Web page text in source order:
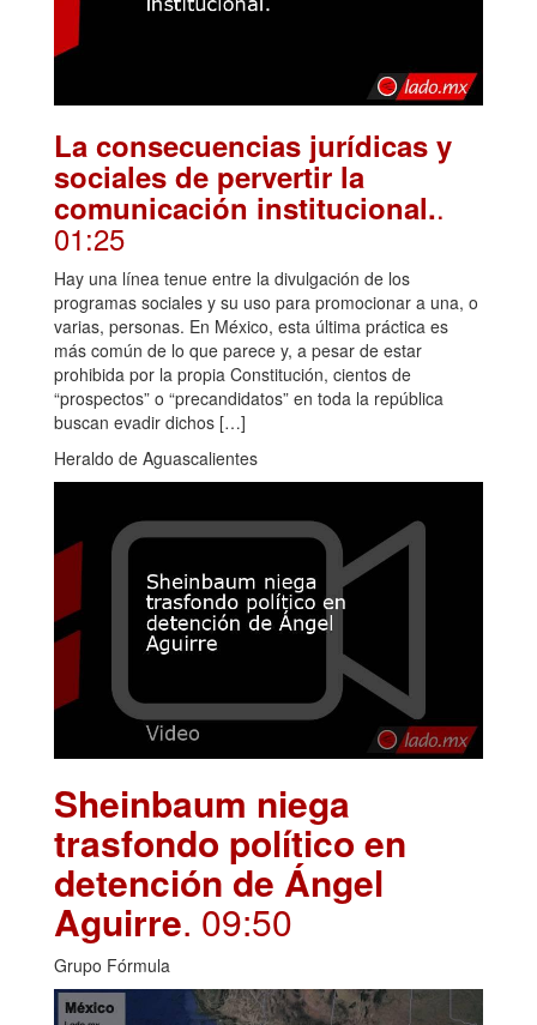
La consecuencias jurídicas y
sociales de pervertir la
comunicación institucional..
01:25
Hay una línea tenue entre la divulgación de los
programas sociales y su uso para promocionar a una, o
varias, personas. En México, esta última práctica es
más común de lo que parece y, a pesar de estar
prohibida por la propia Constitución, cientos de
“prospectos” o “precandidatos” en toda la república
buscan evadir dichos […]
Heraldo de Aguascalientes
Sheinbaum niega
trasfondo político en
detención de Ángel
Aguirre. 09:50
Grupo Fórmula